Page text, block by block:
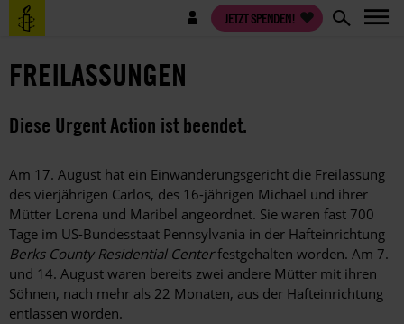
Direkt
zum
Benutzermenü JETZT SPENDEN!
FREILASSUNGEN
Diese Urgent Action ist beendet.
Am 17. August hat ein Einwanderungsgericht die Freilassung
des vierjährigen Carlos, des 16-jährigen Michael und ihrer
Mütter Lorena und Maribel angeordnet. Sie waren fast 700
Tage im US-Bundesstaat Pennsylvania in der Hafteinrichtung
Berks County Residential Centerfestgehalten worden. Am 7.
und 14. August waren bereits zwei andere Mütter mit ihren
Söhnen, nach mehr als 22 Monaten, aus der Hafteinrichtung
entlassen worden.